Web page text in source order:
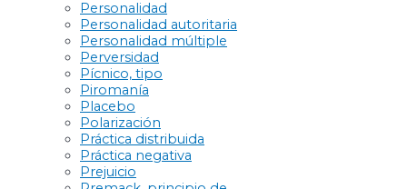
Personalidad
Personalidad autoritaria
Personalidad múltiple
Perversidad
Pícnico, tipo
Piromanía
Placebo
Polarización
Práctica distribuida
Práctica negativa
Prejuicio